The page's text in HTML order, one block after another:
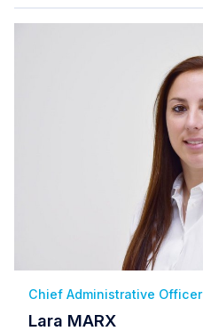
Chief Administrative Officer
Lara MARX